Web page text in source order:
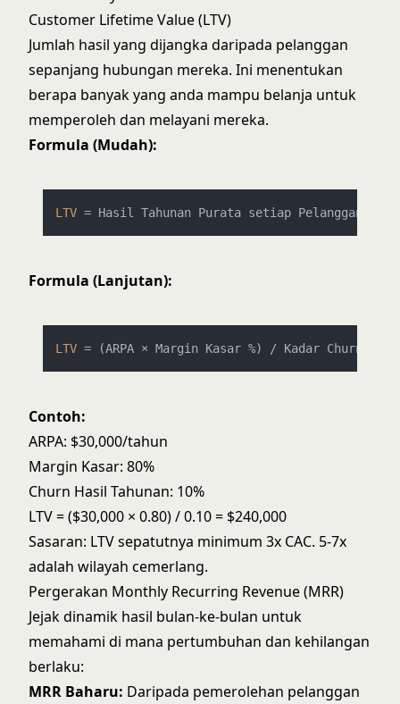
Customer Lifetime Value (LTV)
Jumlah hasil yang dijangka daripada pelanggan
sepanjang hubungan mereka. Ini menentukan
berapa banyak yang anda mampu belanja untuk
memperoleh dan melayani mereka.
Formula (Mudah):
LTV
Formula (Lanjutan):
LTV
Contoh:
ARPA: $30,000/tahun
Margin Kasar: 80%
Churn Hasil Tahunan: 10%
LTV = ($30,000 × 0.80) / 0.10 = $240,000
Sasaran: LTV sepatutnya minimum 3x CAC. 5-7x
adalah wilayah cemerlang.
Pergerakan Monthly Recurring Revenue (MRR)
Jejak dinamik hasil bulan-ke-bulan untuk
memahami di mana pertumbuhan dan kehilangan
berlaku:
MRR Baharu: Daripada pemerolehan pelanggan